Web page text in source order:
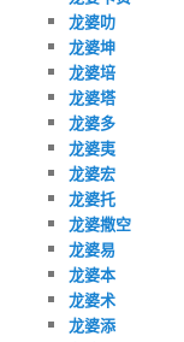
龙婆叻
龙婆坤
龙婆培
龙婆塔
龙婆多
龙婆夷
龙婆宏
龙婆托
龙婆撒空
龙婆易
龙婆本
龙婆术
龙婆添